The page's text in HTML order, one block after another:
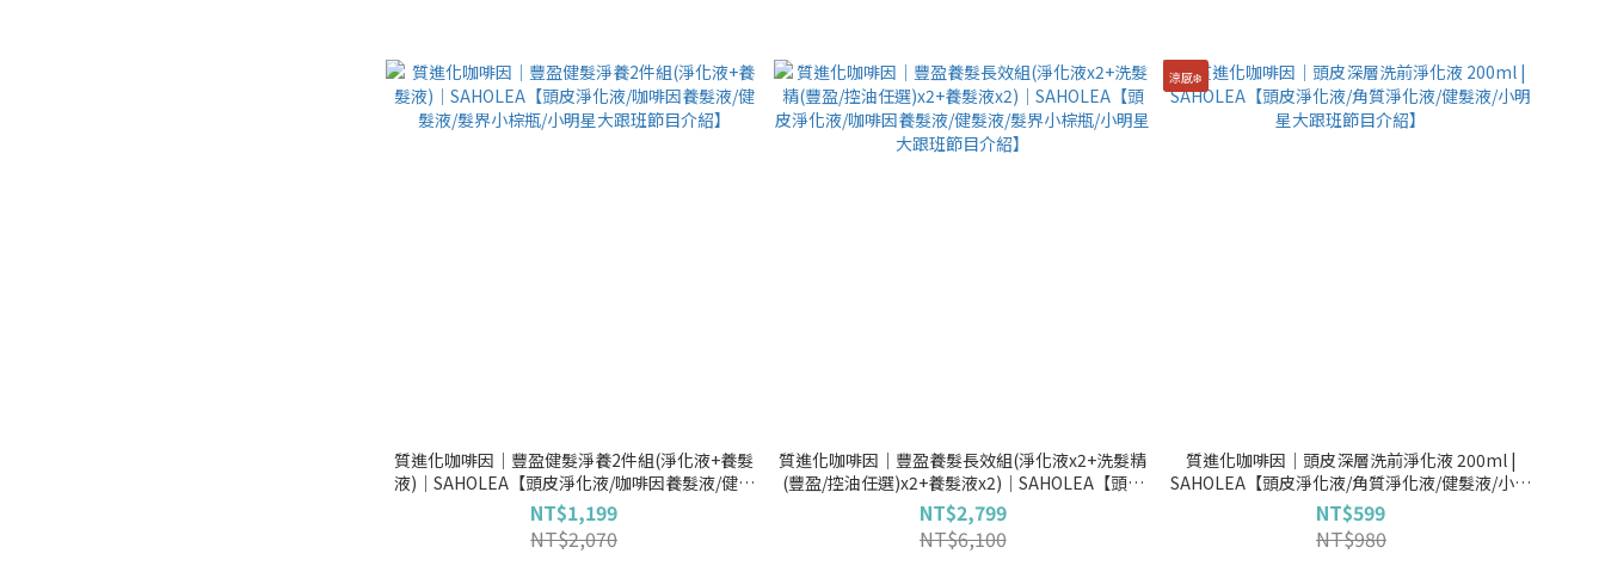
質進化咖啡因│豐盈健髮淨養2件組(淨化液+養髮
液)│SAHOLEA【頭皮淨化液/咖啡因養髮液/健髮
液/髮界小棕瓶/小明星大跟班節目介紹】
NT$1,199
NT$2,070
質進化咖啡因│豐盈養髮長效組(淨化液x2+洗髮精
(豐盈/控油任選)x2+養髮液x2)│SAHOLEA【頭皮
淨化液/咖啡因養髮液/健髮液/髮界小棕瓶/小明星大
跟班節目介紹】
NT$2,799
NT$6,100
涼感❄️
質進化咖啡因│頭皮深層洗前淨化液 200ml |
SAHOLEA【頭皮淨化液/角質淨化液/健髮液/小明
星大跟班節目介紹】
NT$599
NT$980